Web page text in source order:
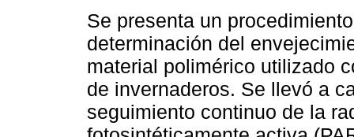
Se presenta un
determinación del
material polimérico utilizado
de invernaderos. Se llevó a
seguimiento continuo de la